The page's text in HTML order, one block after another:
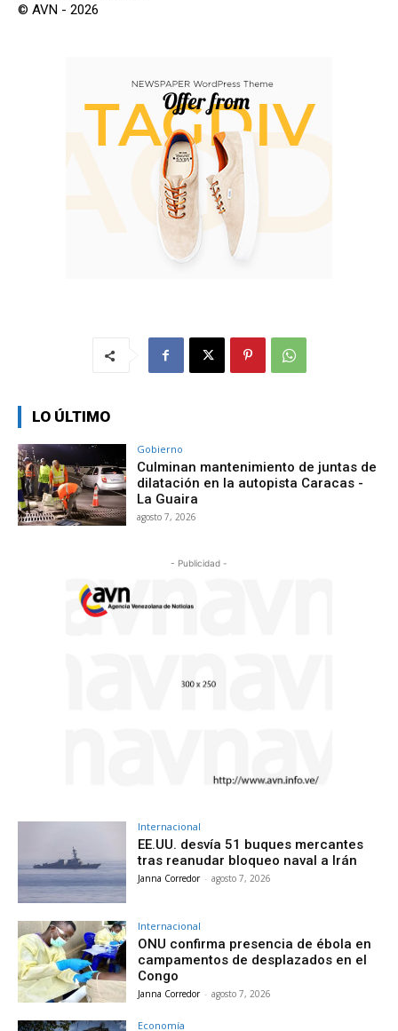
© AVN - 2026
LO ÚLTIMO
Gobierno
Culminan mantenimiento de juntas de
dilatación en la autopista Caracas -
La Guaira
agosto 7, 2026
- Publicidad -
Internacional
EE.UU. desvía 51 buques mercantes
tras reanudar bloqueo naval a Irán
Janna Corredor - agosto 7, 2026
Internacional
ONU confirma presencia de ébola en
campamentos de desplazados en el
Congo
Janna Corredor - agosto 7, 2026
Economía